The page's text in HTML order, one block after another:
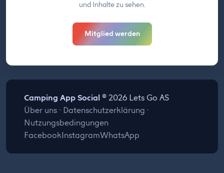
und Inhalte zu sehen.
Mitglied werden
Camping App Social© 2026 Lets Go AS
Über uns· Datenschutzerklärung ·
Nutzungsbedingungen
FacebookInstagramWhatsApp